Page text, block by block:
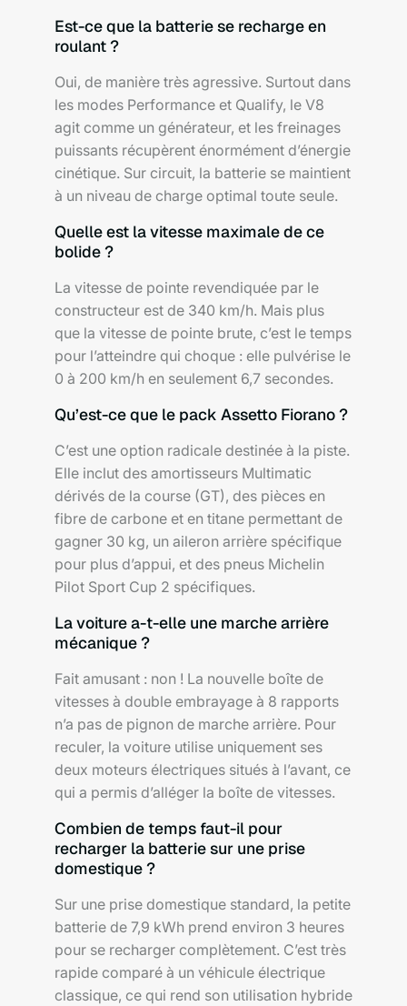
Est-ce que la batterie se recharge en
roulant ?
Oui, de manière très agressive. Surtout dans
les modes Performance et Qualify, le V8
agit comme un générateur, et les freinages
puissants récupèrent énormément d’énergie
cinétique. Sur circuit, la batterie se maintient
à un niveau de charge optimal toute seule.
Quelle est la vitesse maximale de ce
bolide ?
La vitesse de pointe revendiquée par le
constructeur est de 340 km/h. Mais plus
que la vitesse de pointe brute, c’est le temps
pour l’atteindre qui choque : elle pulvérise le
0 à 200 km/h en seulement 6,7 secondes.
Qu’est-ce que le pack Assetto Fiorano ?
C’est une option radicale destinée à la piste.
Elle inclut des amortisseurs Multimatic
dérivés de la course (GT), des pièces en
fibre de carbone et en titane permettant de
gagner 30 kg, un aileron arrière spécifique
pour plus d’appui, et des pneus Michelin
Pilot Sport Cup 2 spécifiques.
La voiture a-t-elle une marche arrière
mécanique ?
Fait amusant : non ! La nouvelle boîte de
vitesses à double embrayage à 8 rapports
n’a pas de pignon de marche arrière. Pour
reculer, la voiture utilise uniquement ses
deux moteurs électriques situés à l’avant, ce
qui a permis d’alléger la boîte de vitesses.
Combien de temps faut-il pour
recharger la batterie sur une prise
domestique ?
Sur une prise domestique standard, la petite
batterie de 7,9 kWh prend environ 3 heures
pour se recharger complètement. C’est très
rapide comparé à un véhicule électrique
classique, ce qui rend son utilisation hybride